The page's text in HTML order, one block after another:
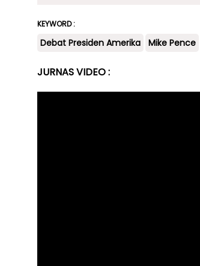
KEYWORD :
Debat Presiden Amerika Mike Pence
JURNAS VIDEO :